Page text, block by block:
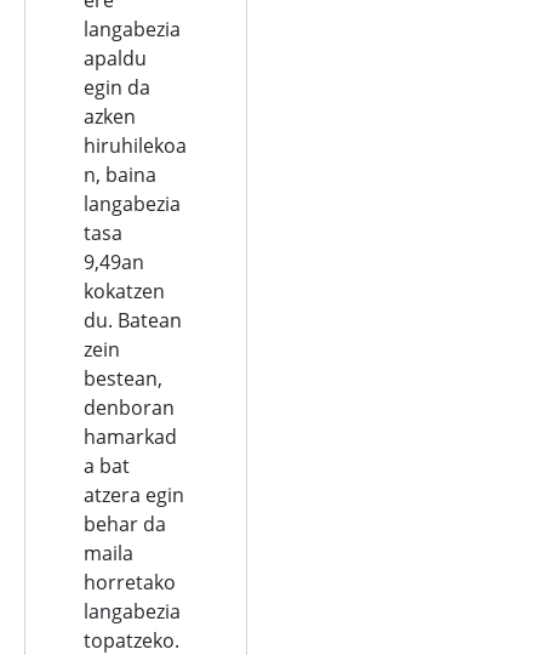
langabezia
apaldu
egin da
azken
hiruhilekoa
n, baina
langabezia
tasa
9,49an
kokatzen
du. Batean
zein
bestean,
denboran
hamarkad
a bat
atzera egin
behar da
maila
horretako
langabezia
topatzeko.